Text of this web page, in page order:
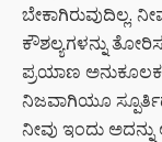
ಬೇಕಾಗಿರುವುದಿಲ್ಲ.
ಕೌಶಲ್ಯಗಳನ್ನು
ಪ್ರಯಾಣ
ನಿಜವಾಗಿಯೂ
ನೀವು ಇಂದು